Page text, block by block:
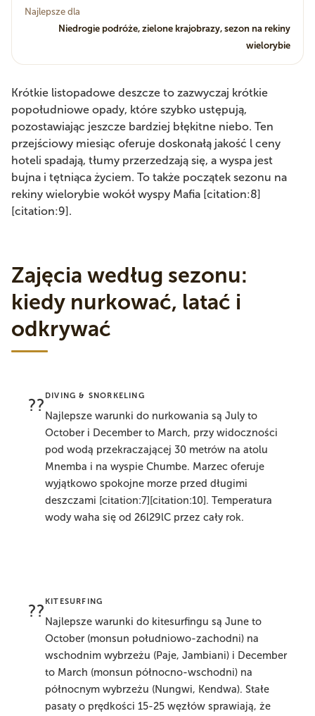
Najlepsze dla
Niedrogie podróże, zielone krajobrazy, sezon na rekiny
wielorybie
Krótkie listopadowe deszcze to zazwyczaj krótkie
popołudniowe opady, które szybko ustępują,
pozostawiając jeszcze bardziej błękitne niebo. Ten
przejściowy miesiąc oferuje doskonałą jakość l ceny
hoteli spadają, tłumy przerzedzają się, a wyspa jest
bujna i tętniąca życiem. To także początek sezonu na
rekiny wielorybie wokół wyspy Mafia [citation:8]
[citation:9].
Zajęcia według sezonu:
kiedy nurkować, latać i
odkrywać
?? DIVING & SNORKELING
Najlepsze warunki do nurkowania są July to
October i December to March, przy widoczności
pod wodą przekraczającej 30 metrów na atolu
Mnemba i na wyspie Chumbe. Marzec oferuje
wyjątkowo spokojne morze przed długimi
deszczami [citation:7][citation:10]. Temperatura
wody waha się od 26l29lC przez cały rok.
?? KITESURFING
Najlepsze warunki do kitesurfingu są June to
October (monsun południowo-zachodni) na
wschodnim wybrzeżu (Paje, Jambiani) i December
to March (monsun północno-wschodni) na
północnym wybrzeżu (Nungwi, Kendwa). Stałe
pasaty o prędkości 15-25 węzłów sprawiają, że